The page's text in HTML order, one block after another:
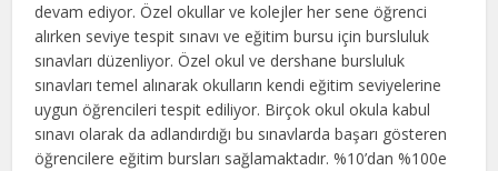
devam ediyor. Özel okullar ve kolejler her sene öğrenci
alırken seviye tespit sınavı ve eğitim bursu için bursluluk
sınavları düzenliyor. Özel okul ve dershane bursluluk
sınavları temel alınarak okulların kendi eğitim seviyelerine
uygun öğrencileri tespit ediliyor. Birçok okul okula kabul
sınavı olarak da adlandırdığı bu sınavlarda başarı gösteren
öğrencilere eğitim bursları sağlamaktadır. %10’dan %100e